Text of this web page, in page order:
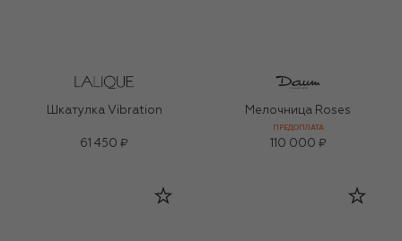
Шкатулка Vibration
61 450 ₽
Мелочница Roses
ПРЕДОПЛАТА
110 000 ₽